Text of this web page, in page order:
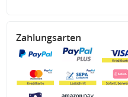
Zahlungsarten